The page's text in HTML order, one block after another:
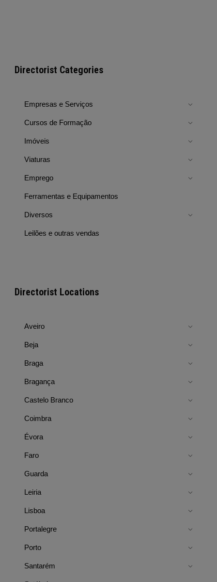
Directorist Categories
Empresas e Serviços
Cursos de Formação
Imóveis
Viaturas
Emprego
Ferramentas e Equipamentos
Diversos
Leilões e outras vendas
Directorist Locations
Aveiro
Beja
Braga
Bragança
Castelo Branco
Coimbra
Évora
Faro
Guarda
Leiria
Lisboa
Portalegre
Porto
Santarém